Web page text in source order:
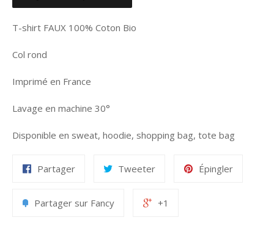
T-shirt FAUX 100% Coton Bio
Col rond
Imprimé en France
Lavage en machine 30°
Disponible en sweat, hoodie, shopping bag, tote bag
Partager Tweeter Épingler
Partager sur Fancy +1